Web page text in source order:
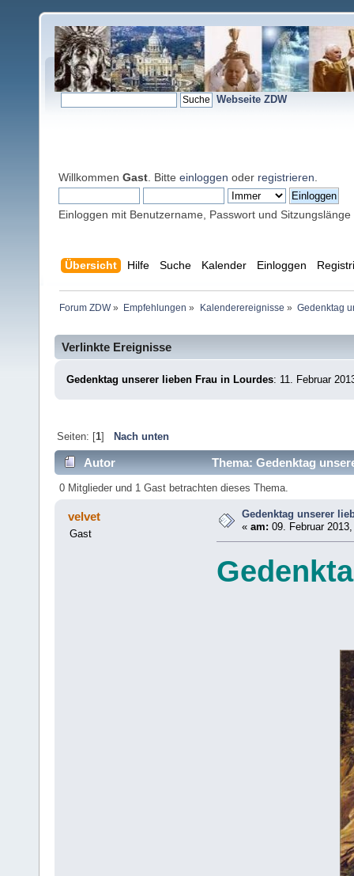
Webseite ZDW
Willkommen Gast . Bitte einloggen oder registrieren
Einloggen mit Benutzername, Passwort und Sitzungslänge
Übersicht Hilfe Suche Kalender Einloggen
Forum ZDW» Empfehlungen » Kalenderereignisse » Gedenktag
Verlinkte Ereignisse
Gedenktag unserer lieben Frau in Lourdes: 11. Februar
Seiten: [1] Nach unten
Autor Thema: Gedenktag
0 Mitglieder und 1 Gast betrachten dieses Thema.
velvet
Gast
Gedenktag unserer
«am: 09. Februar